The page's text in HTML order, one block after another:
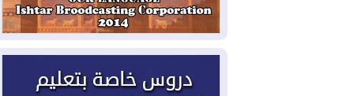
بسبب الحرائق في ولاية واشنطن
2026-08-02مشروع "حسابي" يُمهل
الموظفين حتى نهاية أغسطس لاستلام
بطاقاتهم المصرفية